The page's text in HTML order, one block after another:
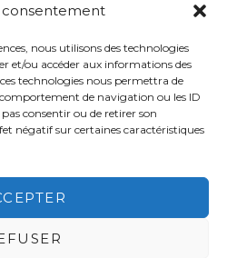
consentement
nous utilisons des technologies
et/ou accéder aux informations des
technologies nous permettra de
de navigation ou les ID
consentir ou de retirer son
négatif sur certaines caractéristiques